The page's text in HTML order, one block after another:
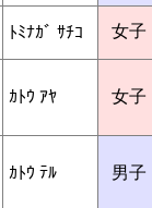
ﾄﾐﾅｶﾞ ｻﾁｺ 女子
ｶﾄｳ ｱﾔ 女子
ｶﾄｳ ﾃﾙ 男子